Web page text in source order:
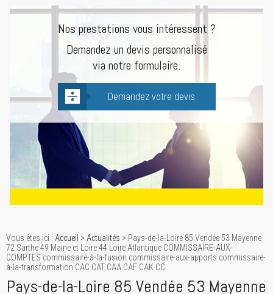
Nos prestations vous intéressent ?
Demandez un devis personnalisé
via notre formulaire.
Demandez votre devis
Vous êtes ici : Accueil > Actualités > Pays-de-la-Loire 85 Vendée 53 Mayenne
72 Sarthe 49 Maine et Loire 44 Loire Atlantique COMMISSAIRE-AUX-
COMPTES commissaire-à-la-fusion commissaire-aux-apports commissaire-
à-la-transformation CAC CAT CAA CAF CAK CC
Pays-de-la-Loire 85 Vendée 53 Mayenne